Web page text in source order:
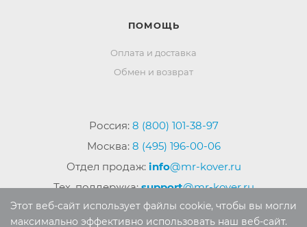
ПОМОЩЬ
Оплата и доставка
Обмен и возврат
Россия: 8 (800) 101-38-97
Москва: 8 (495) 196-00-06
Отдел продаж: info@mr-kover.ru
Тех. поддержка:support@mr-kover.ru
Этот веб-сайт использует файлы cookie, чтобы вы могли
максимально эффективно использовать наш веб-сайт.